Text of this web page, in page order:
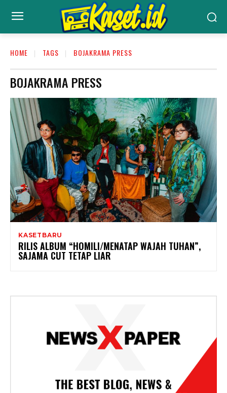
HOME TAGS BOJAKRAMA PRESS
BOJAKRAMA PRESS
KASETBARU
RILIS ALBUM “HOMILI/MENATAP WAJAH TUHAN”,
SAJAMA CUT TETAP LIAR